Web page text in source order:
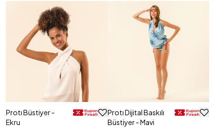
Protı Büstiyer -
Ekru
Protı Dijital Baskılı
Büstiyer - Mavi